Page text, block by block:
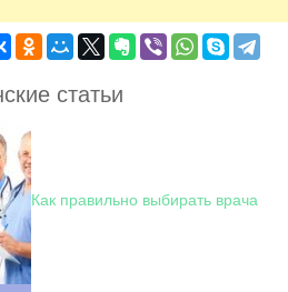
статьи
Как правильно выбирать врача